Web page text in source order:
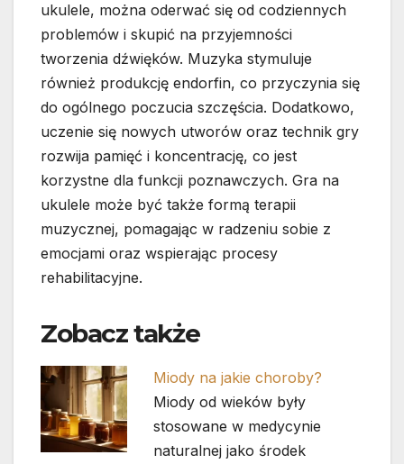
ukulele, można oderwać się od codziennych
problemów i skupić na przyjemności
tworzenia dźwięków. Muzyka stymuluje
również produkcję endorfin, co przyczynia się
do ogólnego poczucia szczęścia. Dodatkowo,
uczenie się nowych utworów oraz technik gry
rozwija pamięć i koncentrację, co jest
korzystne dla funkcji poznawczych. Gra na
ukulele może być także formą terapii
muzycznej, pomagając w radzeniu sobie z
emocjami oraz wspierając procesy
rehabilitacyjne.
Zobacz także
Miody na jakie choroby?
Miody od wieków były
stosowane w medycynie
naturalnej jako środek